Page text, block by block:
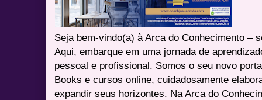
Seja bem-vindo(a) à Arca do Conhecimento –
Aqui, embarque em uma jornada de
pessoal e profissional. Somos o seu novo
Books e cursos online, cuidadosamente
expandir seus horizontes. Na Arca do